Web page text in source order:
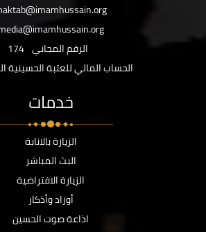
الرقم المجاني 174
الحساب المالي للعتبة
خدمات
الزيارة بالانابة
البث المباشر
الزيارة الافتراضية
أوراد وأذكار
اذاعة صوت الحسين